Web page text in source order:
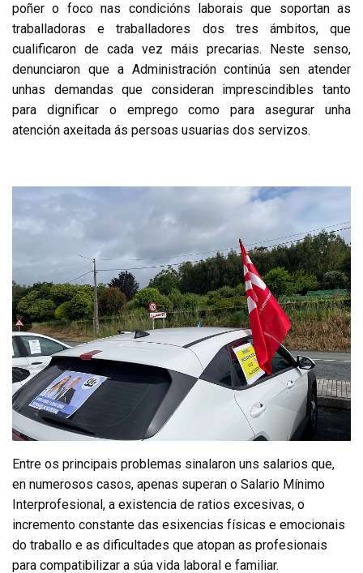
poñer o foco nas condicións laborais que soportan as
traballadoras e traballadores dos tres ámbitos, que
cualificaron de cada vez máis precarias. Neste senso,
denunciaron que a Administración continúa sen atender
unhas demandas que consideran imprescindibles tanto
para dignificar o emprego como para asegurar unha
atención axeitada ás persoas usuarias dos servizos.
Entre os principais problemas sinalaron uns salarios que,
en numerosos casos, apenas superan o Salario Mínimo
Interprofesional, a existencia de ratios excesivas, o
incremento constante das esixencias físicas e emocionais
do traballo e as dificultades que atopan as profesionais
para compatibilizar a súa vida laboral e familiar.